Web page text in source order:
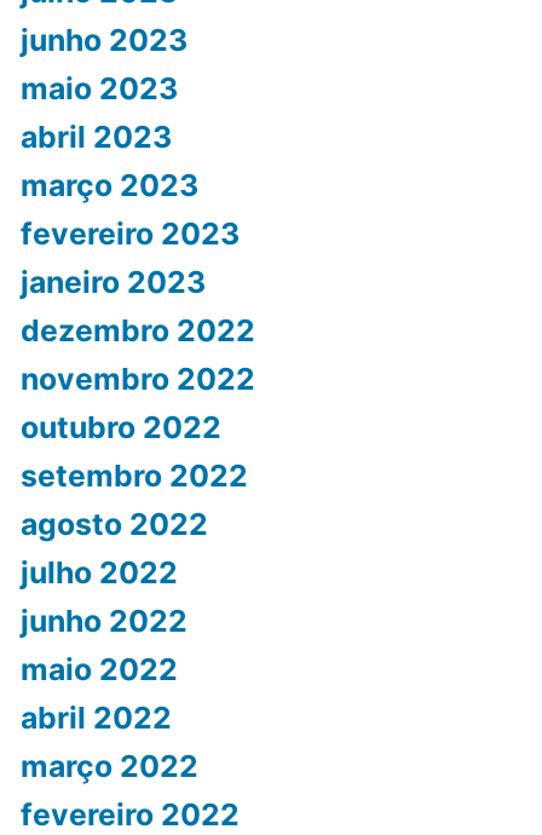
junho 2023
maio 2023
abril 2023
março 2023
fevereiro 2023
janeiro 2023
dezembro 2022
novembro 2022
outubro 2022
setembro 2022
agosto 2022
julho 2022
junho 2022
maio 2022
abril 2022
março 2022
fevereiro 2022